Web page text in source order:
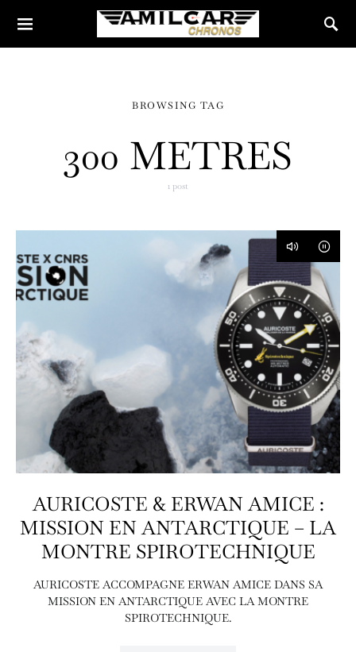
BROWSING TAG
300 METRES
1 post
AURICOSTE & ERWAN AMICE :
MISSION EN ANTARCTIQUE – LA
MONTRE SPIROTECHNIQUE
AURICOSTE ACCOMPAGNE ERWAN AMICE DANS SA
MISSION EN ANTARCTIQUE AVEC LA MONTRE
SPIROTECHNIQUE.